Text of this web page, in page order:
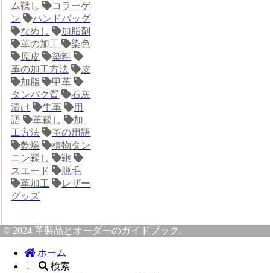
ム鞣し
コラーゲ
ン
ハンドバッグ
なめし
加脂剤
革の加工
染色
原皮
染料
革の加工方法
皮
加脂
甲革
タンパク質
石灰
漬け
牛革
用
語
革鞣し
加
工方法
革の用語
乾燥
植物タン
ニン鞣し
鞄
スエード
脱毛
革加工
レザー
グッズ
© 2024 革製品とオーダーのガイドブック.
ホーム
検索